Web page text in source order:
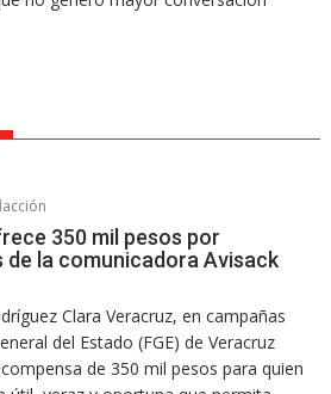
350 mil pesos por
la comunicadora Avisack
Clara Veracruz, en campañas
del Estado (FGE) de Veracruz
de 350 mil pesos para quien